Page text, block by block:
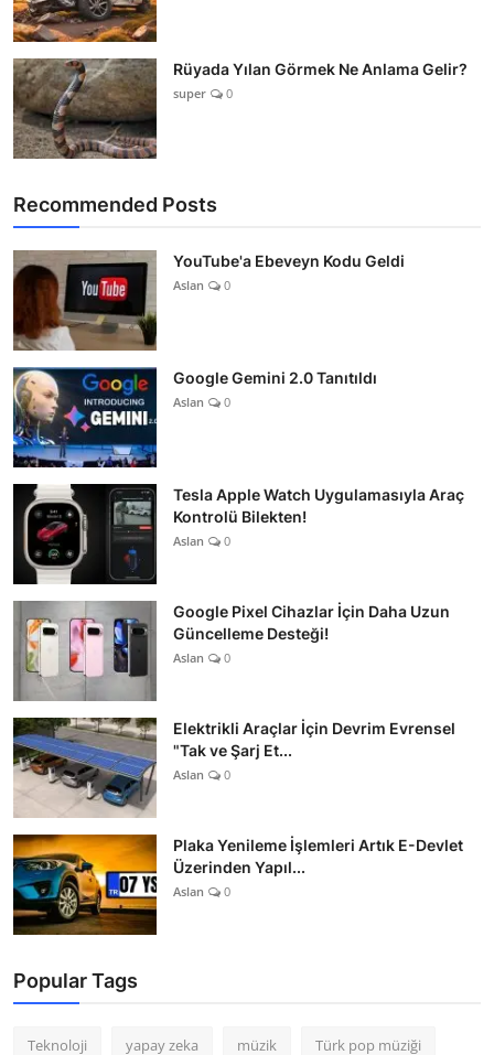
Rüyada Yılan Görmek Ne Anlama Gelir?
super 0
Recommended Posts
YouTube'a Ebeveyn Kodu Geldi
Aslan 0
Google Gemini 2.0 Tanıtıldı
Aslan 0
Tesla Apple Watch Uygulamasıyla Araç
Kontrolü Bilekten!
Aslan 0
Google Pixel Cihazlar İçin Daha Uzun
Güncelleme Desteği!
Aslan 0
Elektrikli Araçlar İçin Devrim Evrensel
"Tak ve Şarj Et...
Aslan 0
Plaka Yenileme İşlemleri Artık E-Devlet
Üzerinden Yapıl...
Aslan 0
Popular Tags
Teknoloji yapay zeka müzik Türk pop müziği